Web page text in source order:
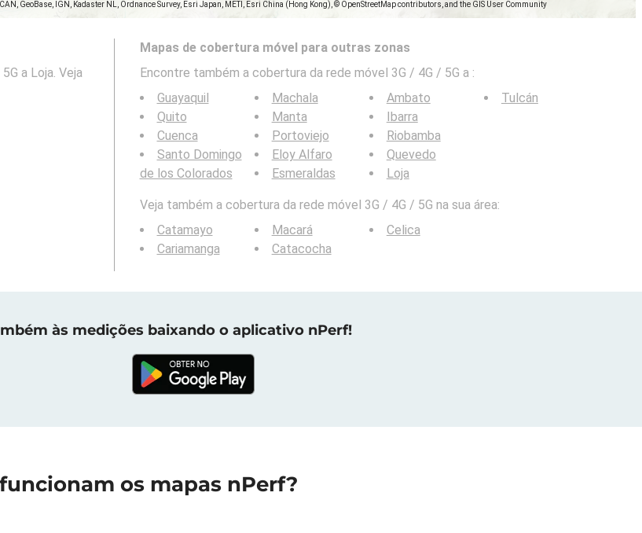
GeoBase, IGN, Kadaster NL, Ordnance Survey, Esri Japan, METI, Esri China (Hong Kong), © OpenStreetMap contributors, and the GIS User Community
a Loja. Veja
Mapas de cobertura móvel para outras zonas
Encontre também a cobertura da rede móvel 3G / 4G / 5G a :
Guayaquil
Quito
Cuenca
Santo Domingo
de los Colorados
Machala
Manta
Portoviejo
Eloy Alfaro
Esmeraldas
Ambato
Ibarra
Riobamba
Quevedo
Loja
Tulcán
Veja também a cobertura da rede móvel 3G / 4G / 5G na sua área:
Catamayo
Cariamanga
Macará
Catacocha
Celica
às medições baixando o aplicativo nPerf!
os mapas nPerf?